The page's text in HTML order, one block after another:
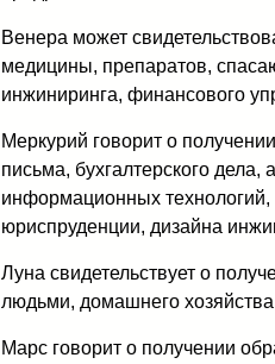
Венера может
медицины, препаратов,
инжиниринга, финансового
Меркурий говорит о
письма, бухгалтерского дела,
информационных
юриспруденции, дизайна
Луна свидетельствует о
людьми, домашнего
Марс говорит о получении